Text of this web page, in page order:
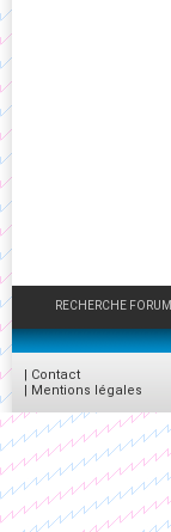
RECHERCHE FORUM
| Contact
| Mentions légales